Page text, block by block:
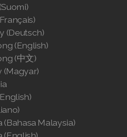
(Deutsch)
(English)
(中文)
(Magyar)
(Bahasa Malaysia)